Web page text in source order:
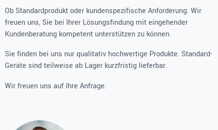
Ob Standardprodukt oder kundenspezifische Anforderung. Wir
freuen uns, Sie bei Ihrer Lösungsfindung mit eingehender
Kundenberatung kompetent unterstützen zu können.
Sie finden bei uns nur qualitativ hochwertige Produkte. Standard-
Geräte sind teilweise ab Lager kurzfristig lieferbar.
Wir freuen uns auf Ihre Anfrage.